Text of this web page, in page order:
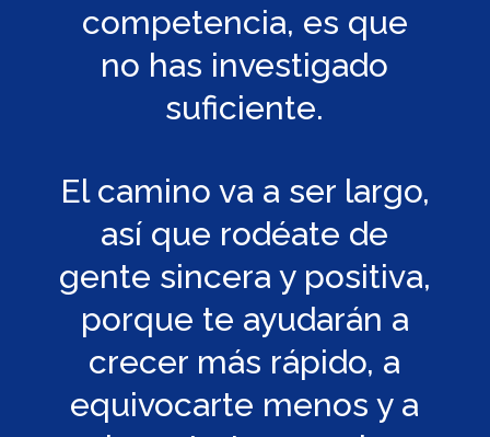
competencia, es que
no has investigado
suficiente.
El camino va a ser largo,
así que rodéate de
gente sincera y positiva,
porque te ayudarán a
crecer más rápido, a
equivocarte menos y a